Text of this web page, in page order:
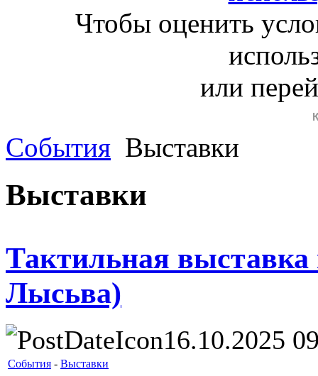
Чтобы оценить
или
События Выставки
Выставки
Тактильная выставка
Лысьва)
16.10.2025
События - Выставки